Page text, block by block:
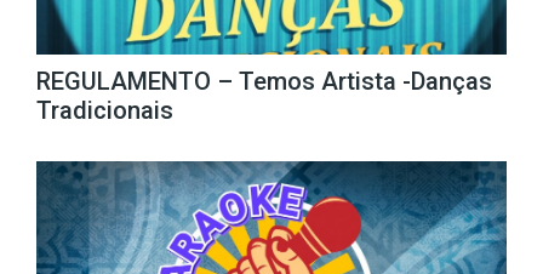
REGULAMENTO – Temos Artista -Danças
Tradicionais